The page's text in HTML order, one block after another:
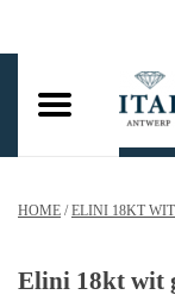
Trouwringen
HOME /ELINI 18KT
Elini 18kt wit